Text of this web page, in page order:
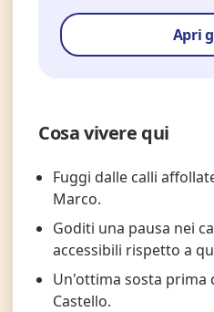
Apri
Cosa vivere qui
Fuggi dalle calli
Marco.
Goditi una pausa nei
accessibili rispetto a
Un'ottima sosta prima
Castello.